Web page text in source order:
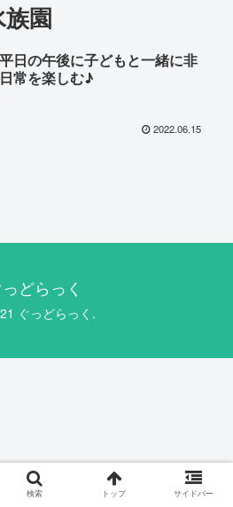
園
平日の午後に子どもと一緒に非
日常を楽しむ♪
2022.06.15
っどらっく
ぐっどらっく.
検索 トップ サイドバー